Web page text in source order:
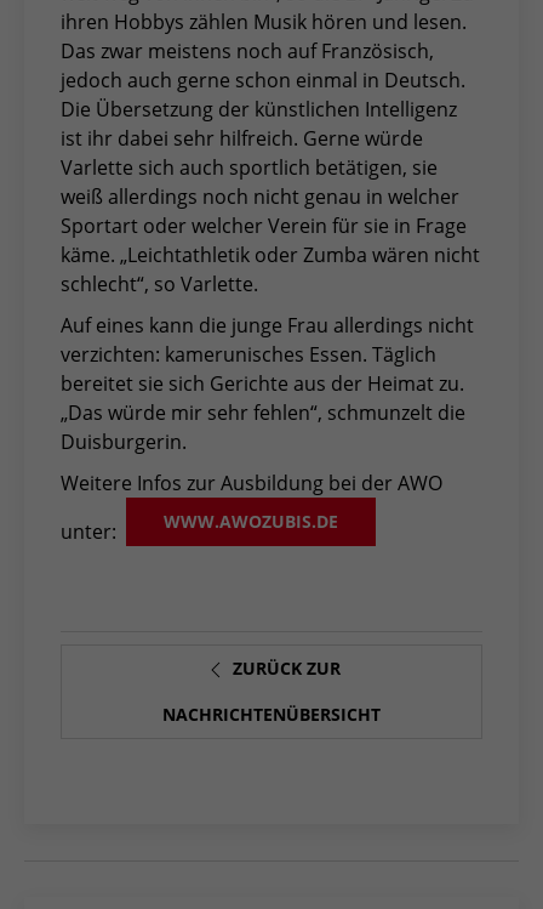
ihren Hobbys zählen Musik hören und lesen.
Das zwar meistens noch auf Französisch,
jedoch auch gerne schon einmal in Deutsch.
Die Übersetzung der künstlichen Intelligenz
ist ihr dabei sehr hilfreich. Gerne würde
Varlette sich auch sportlich betätigen, sie
weiß allerdings noch nicht genau in welcher
Sportart oder welcher Verein für sie in Frage
käme. „Leichtathletik oder Zumba wären nicht
schlecht“, so Varlette.
Auf eines kann die junge Frau allerdings nicht
verzichten: kamerunisches Essen. Täglich
bereitet sie sich Gerichte aus der Heimat zu.
„Das würde mir sehr fehlen“, schmunzelt die
Duisburgerin.
Weitere Infos zur Ausbildung bei der AWO
unter:
WWW.AWOZUBIS.DE
ZURÜCK ZUR
NACHRICHTENÜBERSICHT